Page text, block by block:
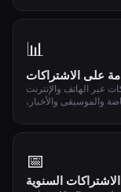
📊
على الاشتراكات
عبر الهاتف والإنترنت
والموسيقى والأخبار.
📅
السنوية